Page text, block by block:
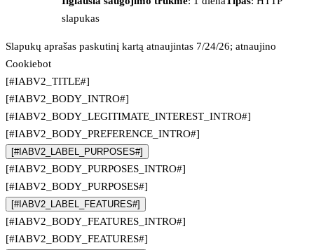
slapukas
Slapukų aprašas paskutinį kartą atnaujintas 7/24/26; atnaujino
Cookiebot
[#IABV2_TITLE#]
[#IABV2_BODY_INTRO#]
[#IABV2_BODY_LEGITIMATE_INTEREST_INTRO#]
[#IABV2_BODY_PREFERENCE_INTRO#]
[#IABV2_LABEL_PURPOSES#]
[#IABV2_BODY_PURPOSES_INTRO#]
[#IABV2_BODY_PURPOSES#]
[#IABV2_LABEL_FEATURES#]
[#IABV2_BODY_FEATURES_INTRO#]
[#IABV2_BODY_FEATURES#]